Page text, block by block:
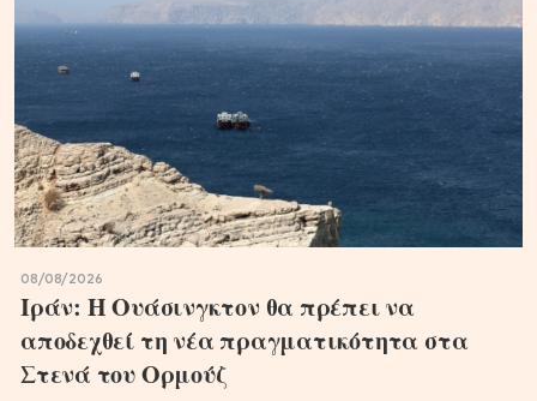
08/08/2026
Ιράν: Η Ουάσινγκτον θα πρέπει να
αποδεχθεί τη νέα πραγματικότητα στα
Στενά του Ορμούζ